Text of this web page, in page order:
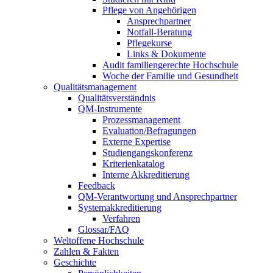
Pflege von Angehörigen
Ansprechpartner
Notfall-Beratung
Pflegekurse
Links & Dokumente
Audit familiengerechte Hochschule
Woche der Familie und Gesundheit
Qualitätsmanagement
Qualitätsverständnis
QM-Instrumente
Prozessmanagement
Evaluation/Befragungen
Externe Expertise
Studiengangskonferenz
Kriterienkatalog
Interne Akkreditierung
Feedback
QM-Verantwortung und Ansprechpartner
Systemakkreditierung
Verfahren
Glossar/FAQ
Weltoffene Hochschule
Zahlen & Fakten
Geschichte